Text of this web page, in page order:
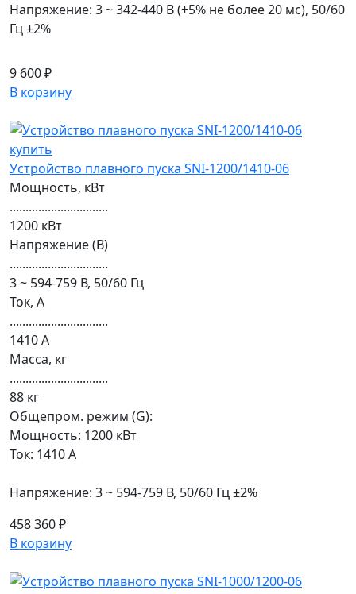
Напряжение: 3 ~ 342-440 В (+5% не более 20 мс), 50/60
Гц ±2%
9 600 ₽
В корзину
Устройство плавного пуска SNI-1200/1410-06
Мощность, кВт
...............................
1200 кВт
Напряжение (В)
...............................
3 ~ 594-759 В, 50/60 Гц
Ток, А
...............................
1410 А
Масса, кг
...............................
88 кг
Общепром. режим (G):
Мощность: 1200 кВт
Ток: 1410 А
Напряжение: 3 ~ 594-759 В, 50/60 Гц ±2%
458 360 ₽
В корзину